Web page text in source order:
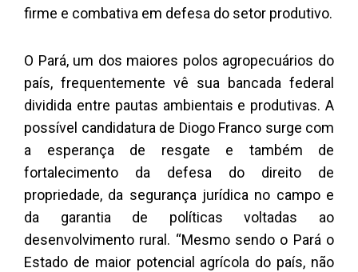
firme e combativa em defesa do setor produtivo.
O Pará, um dos maiores polos agropecuários do
país, frequentemente vê sua bancada federal
dividida entre pautas ambientais e produtivas. A
possível candidatura de Diogo Franco surge com
a esperança de resgate e também de
fortalecimento da defesa do direito de
propriedade, da segurança jurídica no campo e
da garantia de políticas voltadas ao
desenvolvimento rural. “Mesmo sendo o Pará o
Estado de maior potencial agrícola do país, não